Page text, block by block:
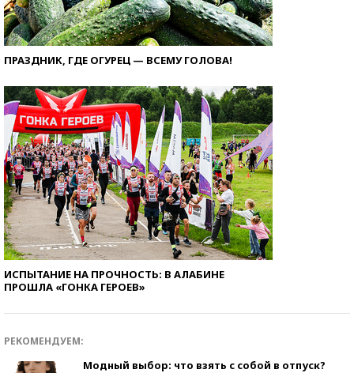
ПРАЗДНИК, ГДЕ ОГУРЕЦ — ВСЕМУ ГОЛОВА!
ИСПЫТАНИЕ НА ПРОЧНОСТЬ: В АЛАБИНЕ
ПРОШЛА «ГОНКА ГЕРОЕВ»
РЕКОМЕНДУЕМ:
Модный выбор: что взять с собой в отпуск?